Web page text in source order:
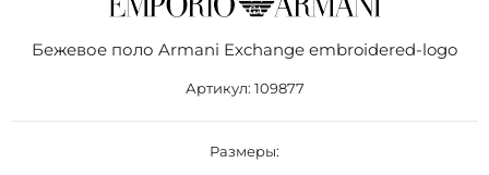
Бежевое поло Armani Exchange embroidered-logo
Артикул: 109877
Размеры: